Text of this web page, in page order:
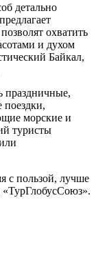
детально
охватить
и духом
Байкал,
праздничные,
морские и
туристы
с пользой, лучше
«ТурГлобусСоюз».